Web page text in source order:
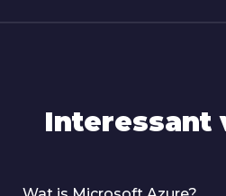
Interessant